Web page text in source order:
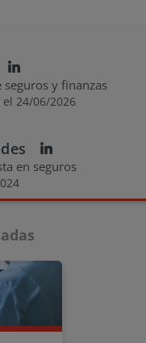
seguros y finanzas
24/06/2026
en seguros